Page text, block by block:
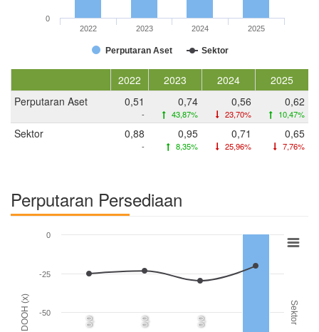
Perputaran Aset Sektor
2022 2023 2024 2025
0
2022 2023 2024
2025
Perputaran Aset
0,51
-
0,74
43,87%
0,56
23,70%
0,62
10,47%
Sektor 0,88
-
0,95
8,35%
0,71
25,96%
0,65
7,76%
Perputaran Persediaan
DOOH (x) Sektor
0,0 0,0 0,0
-50
-25
0